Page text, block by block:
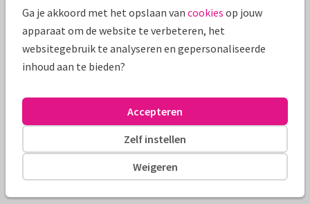
Productinformatie
Een lieve, bemoedigende kaart in de vorm van een
een (ernstige) ziekte of ziekenhuisopnames.
Alle kaarten zijn helemaal naar wens aan te passen
Chiwowy
Ga je akkoord met het opslaan van cookies op jouw
apparaat om de website te verbeteren, het
websitegebruik te analyseren en gepersonaliseerde
inhoud aan te bieden?
Weigeren
Zelf instellen
Accepteren